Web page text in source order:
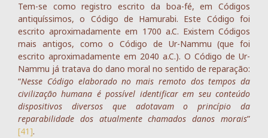
Tem-se como registro escrito da boa-fé, em Códigos
antiquíssimos, o Código de Hamurabi. Este Código foi
escrito aproximadamente em 1700 a.C. Existem Códigos
mais antigos, como o Código de Ur-Nammu (que foi
escrito aproximadamente em 2040 a.C.). O Código de Ur-
Nammu já tratava do dano moral no sentido de reparação:
“Nesse Código elaborado no mais remoto dos tempos da
civilização humana é possível identificar em seu conteúdo
dispositivos diversos que adotavam o princípio da
reparabilidade dos atualmente chamados danos morais”
[41].